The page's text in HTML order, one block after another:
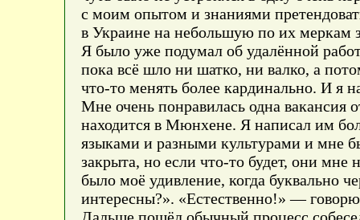
с моим опытом и знаниями
в Украине на небольшую по их меркам
Я было уже подумал об удалённой
пока всё шло ни шатко, ни валко, а
что-то менять более кардинально. И я
Мне очень понравилась одна
находится в Мюнхене. Я написал им
языками и разными культурами и мне
закрыта, но если что-то будет, они
было моё удивление, когда буквально
интересны?». «Естественно!» —
Дальше пошёл обычный процесс